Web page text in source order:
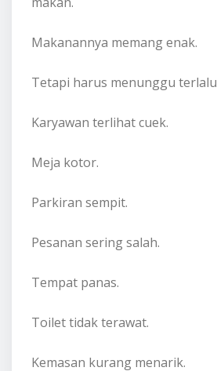
Makanannya memang enak.
Tetapi harus menunggu
Karyawan terlihat cuek.
Meja kotor.
Parkiran sempit.
Pesanan sering salah.
Tempat panas.
Toilet tidak terawat.
Kemasan kurang menarik.